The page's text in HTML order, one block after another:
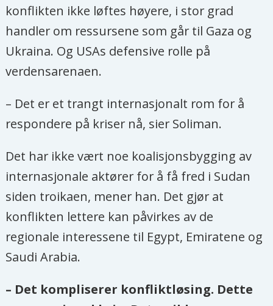
konflikten ikke løftes høyere, i stor grad
handler om ressursene som går til Gaza og
Ukraina. Og USAs defensive rolle på
verdensarenaen.
– Det er et trangt internasjonalt rom for å
respondere på kriser nå, sier Soliman.
Det har ikke vært noe koalisjonsbygging av
internasjonale aktører for å få fred i Sudan
siden troikaen, mener han. Det gjør at
konflikten lettere kan påvirkes av de
regionale interessene til Egypt, Emiratene og
Saudi Arabia.
– Det kompliserer konfliktløsing. Dette